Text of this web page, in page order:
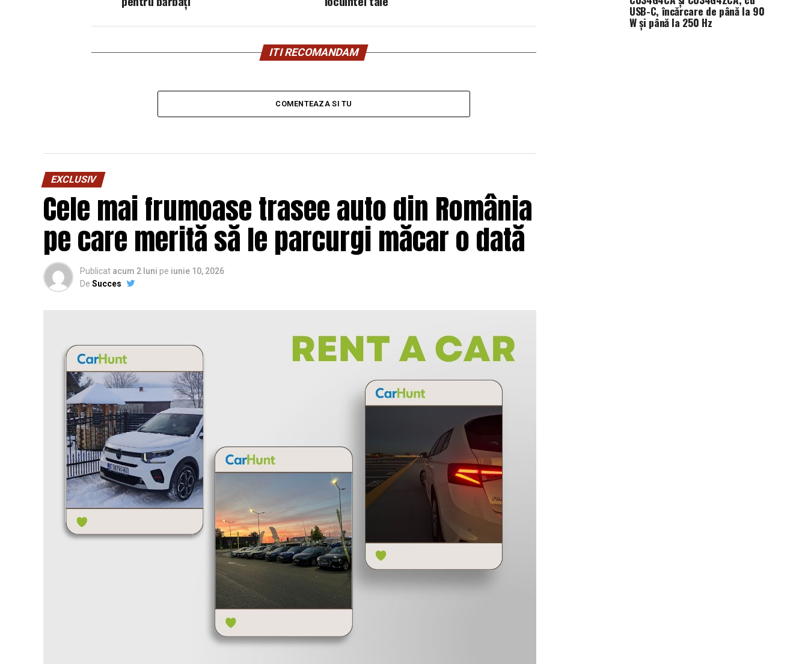
ITI RECOMANDAM
COMENTEAZA SI TU
EXCLUSIV
Cele mai frumoase trasee auto din România
pe care merită să le parcurgi măcar o dată
Publicat acum 2 luni pe iunie 10, 2026
De Succes
USB-C, încărcare de până la 90
W și până la 250 Hz